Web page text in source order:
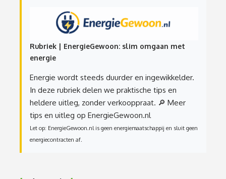
Rubriek | EnergieGewoon: slim omgaan met
energie
Energie wordt steeds duurder en ingewikkelder.
In deze rubriek delen we praktische tips en
heldere uitleg, zonder verkooppraat. 🔎 Meer
tips en uitleg op EnergieGewoon.nl
Let op: EnergieGewoon.nl is geen energiemaatschappij en sluit geen
energiecontracten af.